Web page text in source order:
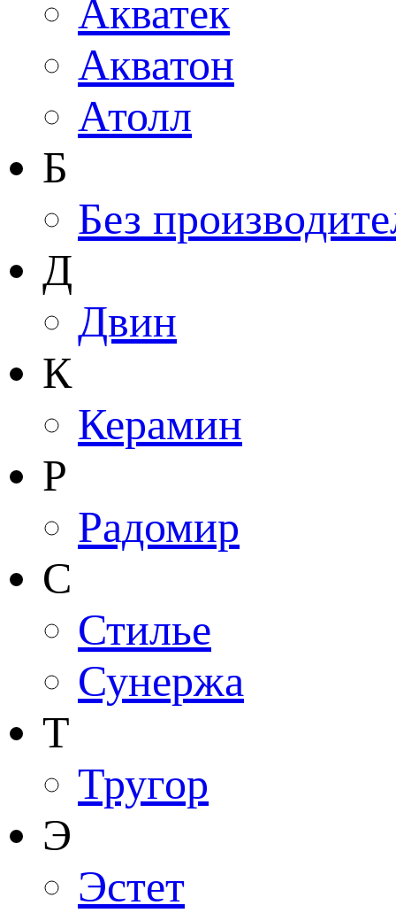
Акватек
Акватон
Атолл
Б
Без
Д
Двин
К
Керамин
Р
Радомир
С
Стилье
Сунержа
Т
Тругор
Э
Эстет